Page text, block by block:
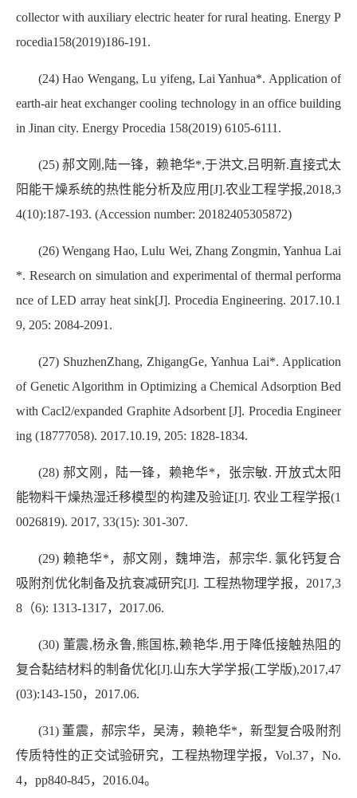
collector with auxiliary electric heater for rural heating. Energy P
rocedia158(2019)186-191.
(24) Hao Wengang, Lu yifeng, Lai Yanhua*. Application of
earth-air heat exchanger cooling technology in an office building
in Jinan city. Energy Procedia 158(2019) 6105-6111.
(25) 郝文刚,陆一锋，赖艳华*,于洪文,吕明新.直接式太
阳能干燥系统的热性能分析及应用[J].农业工程学报,2018,3
4(10):187-193. (Accession number: 20182405305872)
(26) Wengang Hao, Lulu Wei, Zhang Zongmin, Yanhua Lai
*. Research on simulation and experimental of thermal performa
nce of LED array heat sink[J]. Procedia Engineering. 2017.10.1
9, 205: 2084-2091.
(27) ShuzhenZhang, ZhigangGe, Yanhua Lai*. Application
of Genetic Algorithm in Optimizing a Chemical Adsorption Bed
with Cacl2/expanded Graphite Adsorbent [J]. Procedia Engineer
ing (18777058). 2017.10.19, 205: 1828-1834.
(28) 郝文刚，陆一锋，赖艳华*，张宗敏. 开放式太阳
能物料干燥热湿迁移模型的构建及验证[J]. 农业工程学报(1
0026819). 2017, 33(15): 301-307.
(29) 赖艳华*，郝文刚，魏坤浩，郝宗华. 氯化钙复合
吸附剂优化制备及抗衰减研究[J]. 工程热物理学报，2017,3
8（6): 1313-1317，2017.06.
(30) 董震,杨永鲁,熊国栋,赖艳华.用于降低接触热阻的
复合黏结材料的制备优化[J].山东大学学报(工学版),2017,47
(03):143-150，2017.06.
(31) 董震，郝宗华，吴涛，赖艳华*，新型复合吸附剂
传质特性的正交试验研究，工程热物理学报，Vol.37，No.
4，pp840-845，2016.04。